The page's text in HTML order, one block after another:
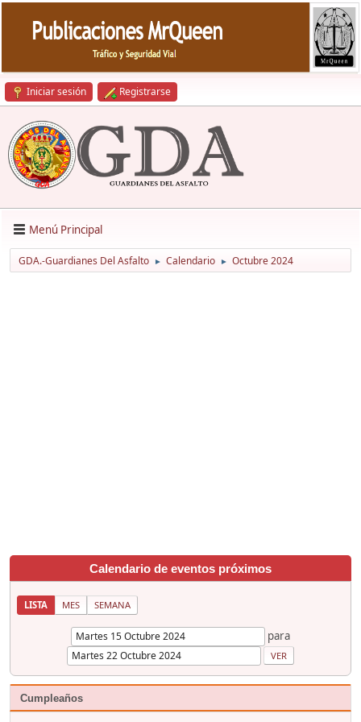
Iniciar sesión Registrarse
Menú Principal
GDA.-Guardianes Del Asfalto ► Calendario ► Octubre 2024
Calendario de eventos próximos
LISTA MES SEMANA
para
Cumpleaños